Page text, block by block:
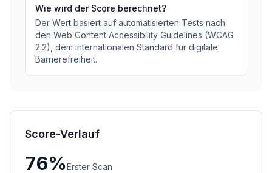
Wie wird der Score berechnet?
Der Wert basiert auf automatisierten Tests nach
den Web Content Accessibility Guidelines (WCAG
2.2), dem internationalen Standard für digitale
Barrierefreiheit.
Score-Verlauf
76%Erster Scan